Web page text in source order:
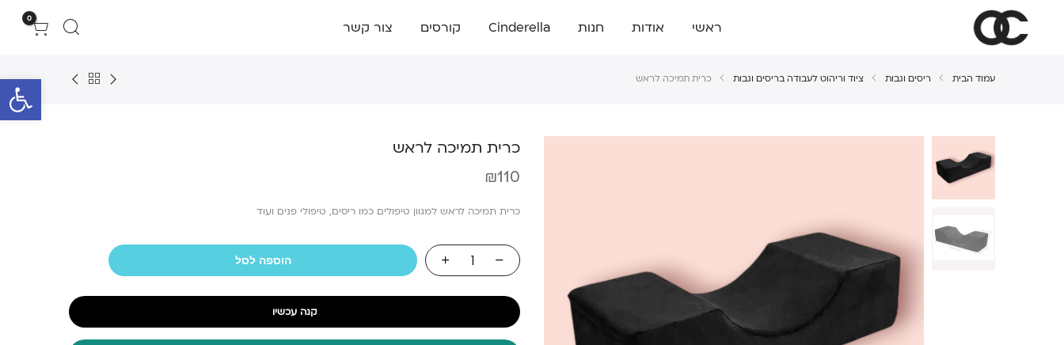
פתח
ראשי אודות חנות Cinderella קורסים צור קשר
0
עמוד הבית ריסים וגבות ציוד וריהוט לעבודה בריסים וגבות כרית תמיכה לראש
כרית תמיכה לראש
₪110
כרית תמיכה לראש למגוון טיפולים כמו ריסים, טיפולי פנים ועוד
הוספה לסל
קנה עכשיו